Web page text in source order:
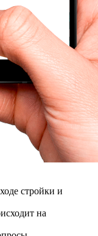
стройки и
на